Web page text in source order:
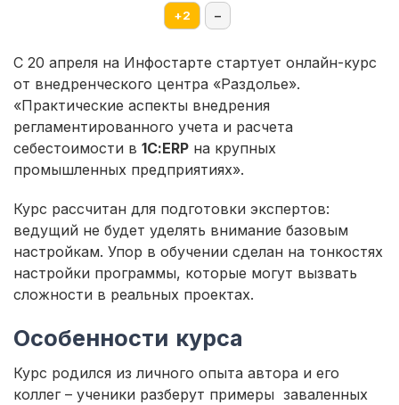
+2 –
С 20 апреля на Инфостарте стартует онлайн-курс
от внедренческого центра «Раздолье».
«Практические аспекты внедрения
регламентированного учета и расчета
себестоимости в 1С:ERP на крупных
промышленных предприятиях».
Курс рассчитан для подготовки экспертов:
ведущий не будет уделять внимание базовым
настройкам. Упор в обучении сделан на тонкостях
настройки программы, которые могут вызвать
сложности в реальных проектах.
Особенности курса
Курс родился из личного опыта автора и его
коллег – ученики разберут примеры заваленных